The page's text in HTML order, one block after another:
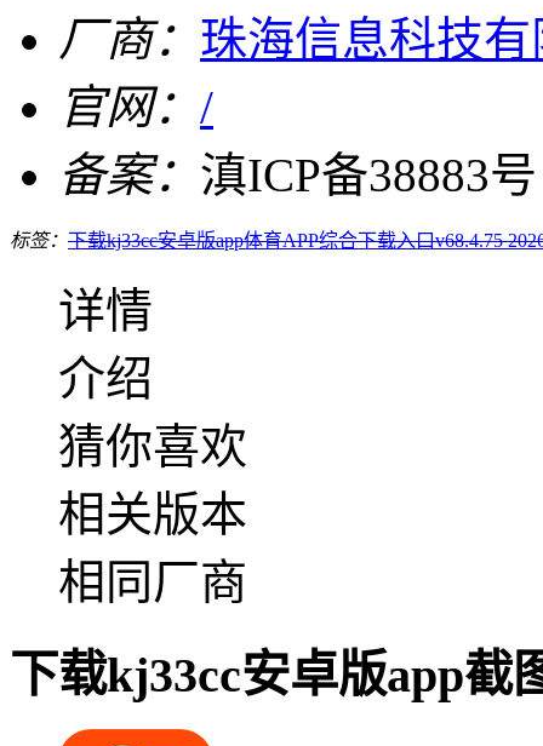
厂商： 珠海信息科技
官网： /
备案： 滇ICP备38883号
标签： 下载kj33cc安卓版app体育APP综合下载入口v68.4.75
详情
介绍
猜你喜欢
相关版本
相同厂商
下载kj33cc安卓版app截